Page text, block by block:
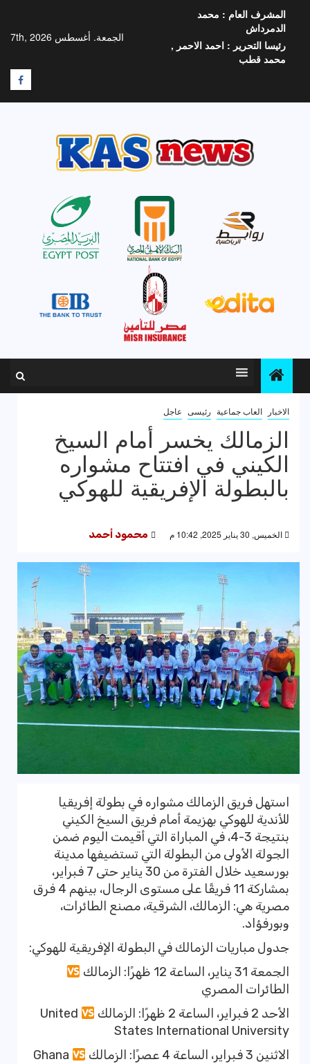
المحتوى
الجمعة. أغسطس 7th, 2026
المشرف العام : محمد
الدمرداش
رئيسا التحرير : احمد الاحمر ,
محمد قطب
F
الاخبار العاب جماعية رئيسى عاجل
الزمالك يخسر أمام السيخ
الكيني في افتتاح مشواره
بالبطولة الإفريقية للهوكي
الخميس, 30 يناير 2025, 10:42 م محمود أحمد
استهل فريق الزمالك مشواره في بطولة إفريقيا
للأندية للهوكي بهزيمة أمام فريق السيخ الكيني
بنتيجة 3-4، في المباراة التي أقيمت اليوم ضمن
الجولة الأولى من البطولة التي تستضيفها مدينة
بورسعيد خلال الفترة من 30 يناير حتى 7 فبراير،
بمشاركة 11 فريقًا على مستوى الرجال، بينهم 4 فرق
مصرية هي: الزمالك، الشرقية، مصنع الطائرات،
وبورفؤاد.
جدول مباريات الزمالك في البطولة الإفريقية للهوكي:
الجمعة 31 يناير، الساعة 12 ظهرًا: الزمالك
الطائرات المصري
الأحد 2 فبراير، الساعة 2 ظهرًا: الزمالك
United
States International University
الاثنين 3 فبراير، الساعة 4 عصرًا: الزمالك
Ghana